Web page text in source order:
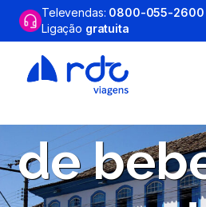
Televendas: 0800-055-2600
Ligação gratuita
Araxá:
de